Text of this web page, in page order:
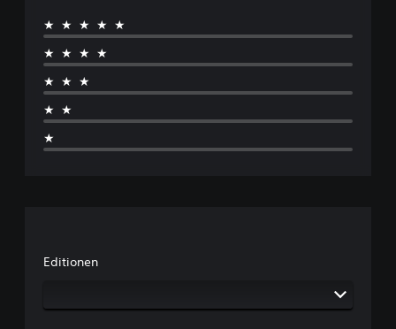
★★★★★
★★★★
★★★
★★
★
Editionen